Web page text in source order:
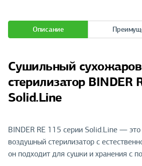
Описание
Сушильный
стерилизатор BINDER
Solid.Line
BINDER RE 115 серии Solid.Line —
воздушный стерилизатор с
он подходит для сушки и хранения с